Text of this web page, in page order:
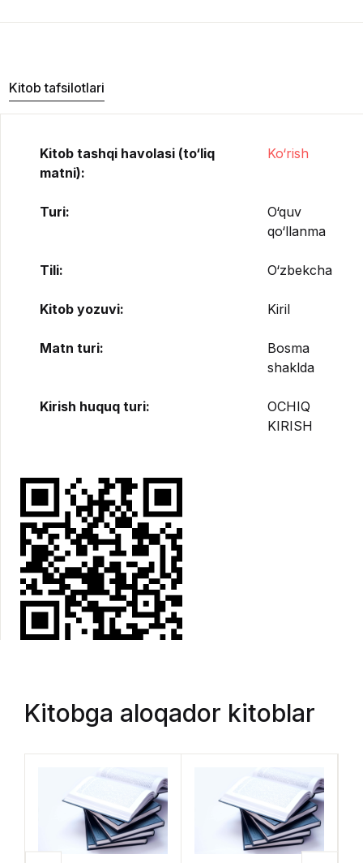
Kitob tafsilotlari
Kitob tashqi havolasi (to‘liq
matni):
Ko‘rish
Turi:
O‘quv
qo‘llanma
Tili: O‘zbekcha
Kitob yozuvi: Kiril
Matn turi:
Bosma
shaklda
Kirish huquq turi:
OCHIQ
KIRISH
Kitobga aloqador kitoblar